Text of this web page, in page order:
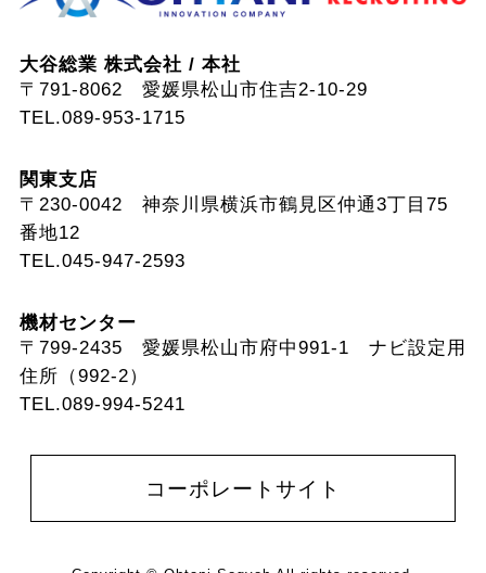
大谷総業 株式会社 / 本社
〒791-8062 愛媛県松山市住吉2-10-29
TEL.089-953-1715
関東支店
〒230-0042 神奈川県横浜市鶴見区仲通3丁目75
番地12
TEL.045-947-2593
機材センター
〒799-2435 愛媛県松山市府中991-1 ナビ設定用
住所（992-2）
TEL.089-994-5241
コーポレートサイト